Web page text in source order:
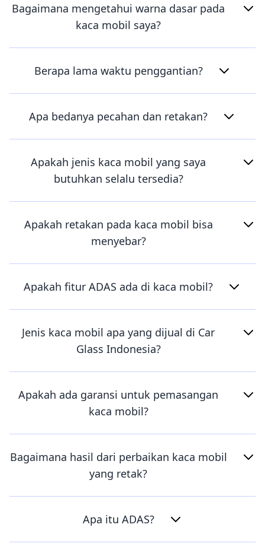
Bagaimana mengetahui warna dasar pada
kaca mobil saya?
Berapa lama waktu penggantian?
Apa bedanya pecahan dan retakan?
Apakah jenis kaca mobil yang saya
butuhkan selalu tersedia?
Apakah retakan pada kaca mobil bisa
menyebar?
Apakah fitur ADAS ada di kaca mobil?
Jenis kaca mobil apa yang dijual di Car
Glass Indonesia?
Apakah ada garansi untuk pemasangan
kaca mobil?
Bagaimana hasil dari perbaikan kaca mobil
yang retak?
Apa itu ADAS?